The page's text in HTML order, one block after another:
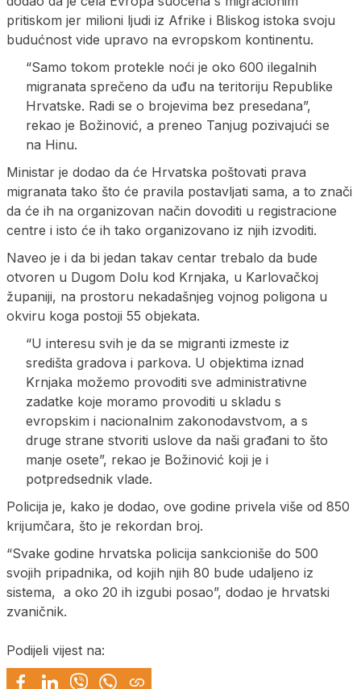
pritiskom jer milioni ljudi iz Afrike i Bliskog istoka svoju
budućnost vide upravo na evropskom kontinentu.
“Samo tokom protekle noći je oko 600 ilegalnih
migranata sprečeno da uđu na teritoriju Republike
Hrvatske. Radi se o brojevima bez presedana”,
rekao je Božinović, a preneo Tanjug pozivajući se
na Hinu.
Ministar je dodao da će Hrvatska poštovati prava
migranata tako što će pravila postavljati sama, a to znači
da će ih na organizovan način dovoditi u registracione
centre i isto će ih tako organizovano iz njih izvoditi.
Naveo je i da bi jedan takav centar trebalo da bude
otvoren u Dugom Dolu kod Krnjaka, u Karlovačkoj
županiji, na prostoru nekadašnjeg vojnog poligona u
okviru koga postoji 55 objekata.
“U interesu svih je da se migranti izmeste iz
središta gradova i parkova. U objektima iznad
Krnjaka možemo provoditi sve administrativne
zadatke koje moramo provoditi u skladu s
evropskim i nacionalnim zakonodavstvom, a s
druge strane stvoriti uslove da naši građani to što
manje osete”, rekao je Božinović koji je i
potpredsednik vlade.
Policija je, kako je dodao, ove godine privela više od 850
krijumčara, što je rekordan broj.
“Svake godine hrvatska policija sankcioniše do 500
svojih pripadnika, od kojih njih 80 bude udaljeno iz
sistema, a oko 20 ih izgubi posao”, dodao je hrvatski
zvaničnik.
Podijeli vijest na: